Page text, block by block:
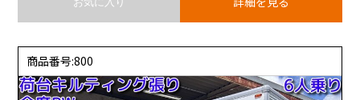
商品番号:800